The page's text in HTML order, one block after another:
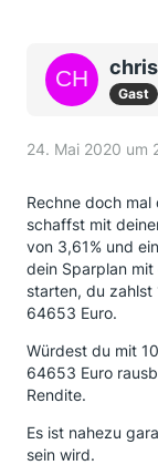
Gast
24. Mai 2020 um
Rechne doch
schaffst mit
von 3,61% und
dein Sparplan
starten, du zahlst
64653 Euro.
Würdest du mit
64653 Euro
Rendite.
Es ist nahezu
sein wird.